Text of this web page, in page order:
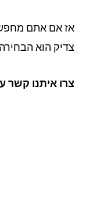
אם אתם מחפשים
הוא הבחירה
איתנו קשר